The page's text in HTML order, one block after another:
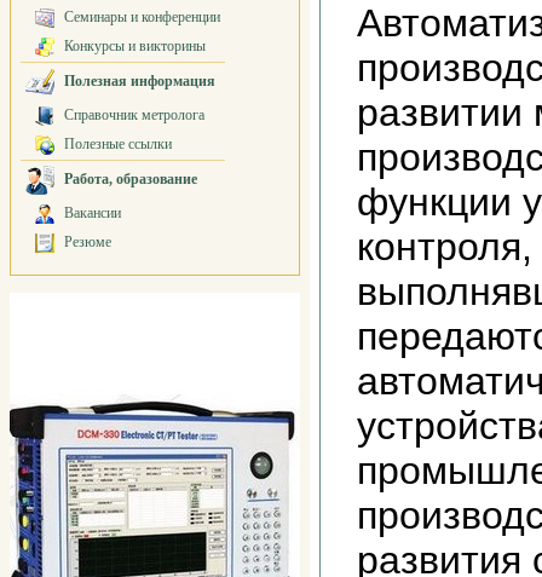
Семинары и конференции
Конкурсы и викторины
Полезная информация
Справочник метролога
Полезные ссылки
Работа, образование
Вакансии
Резюме
функции
развития